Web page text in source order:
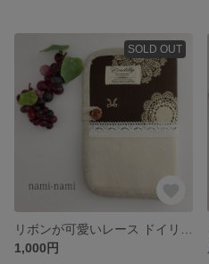
SOLD OUT
1,000円